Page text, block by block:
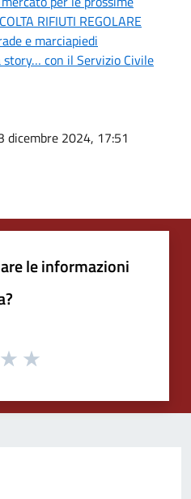
RIFIUTI REGOLARE
e marciapiedi
story… con il Servizio Civile
dicembre 2024, 17:51
le informazioni